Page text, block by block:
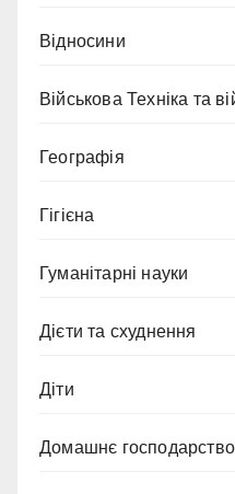
Відносини
Військова Техніка та
Географія
Гігієна
Гуманітарні науки
Дієти та схуднення
Діти
Домашнє господарство